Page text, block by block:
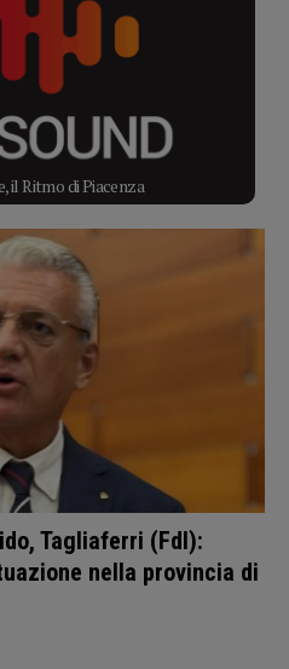
il Ritmo di Piacenza
Tagliaferri (FdI):
nella provincia di